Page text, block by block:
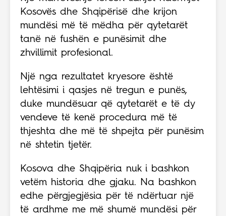
Kosovës dhe Shqipërisë dhe krijon
mundësi më të mëdha për qytetarët
tanë në fushën e punësimit dhe
zhvillimit profesional.
Një nga rezultatet kryesore është
lehtësimi i qasjes në tregun e punës,
duke mundësuar që qytetarët e të dy
vendeve të kenë procedura më të
thjeshta dhe më të shpejta për punësim
në shtetin tjetër.
Kosova dhe Shqipëria nuk i bashkon
vetëm historia dhe gjaku. Na bashkon
edhe përgjegjësia për të ndërtuar një
të ardhme me më shumë mundësi për